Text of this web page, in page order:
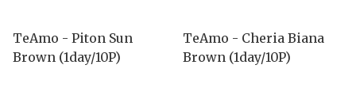
TeAmo - Piton Sun
Brown (1day/10P)
TeAmo - Cheria Biana
Brown (1day/10P)